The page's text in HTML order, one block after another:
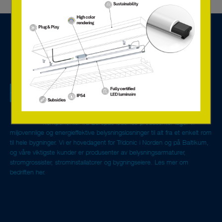
Vi er en teknologibedrift spesialisert på
belysningskomponenter, systemløsninger for styring og
overvåkning, og vi tilbyr servicetjenester basert på den nye
online-teknologien. Med avanserte LED-løsninger og digitale
komponenter fra Europas ledende produsenter lager vi
miljøvennlige og energieffektive belysningsløsninger til alt fra et enkelt rom
til hele bygninger. Vi er hovedagent for Tridonic i Norden og på Baltikum,
og våre viktigste kunder er produsenter av belysningsarmaturer,
strømgrossister, strøminstallatører og bygningseiere. Les mer om
bedriften her.